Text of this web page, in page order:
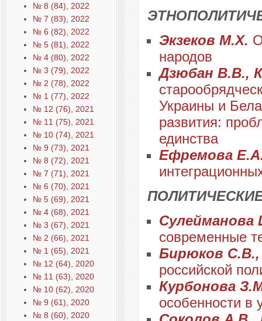
№ 8 (84), 2022
№ 7 (83), 2022
№ 6 (82), 2022
№ 5 (81), 2022
№ 4 (80), 2022
№ 3 (79), 2022
№ 2 (78), 2022
№ 1 (77), 2022
№ 12 (76), 2021
№ 11 (75), 2021
№ 10 (74), 2021
№ 9 (73), 2021
№ 8 (72), 2021
№ 7 (71), 2021
№ 6 (70), 2021
№ 5 (69), 2021
№ 4 (68), 2021
№ 3 (67), 2021
№ 2 (66), 2021
№ 1 (65), 2021
№ 12 (64), 2020
№ 11 (63), 2020
№ 10 (62), 2020
№ 9 (61), 2020
№ 8 (60), 2020
Экзеков М.Х.
народов
Дзюбан В.В.,
Украины и
развития:
единства
Ефремова
современные
Бирюков
российской
Курбонова
особенности в